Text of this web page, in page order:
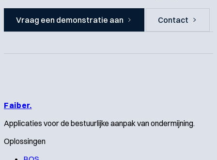
Vraag een demonstratie aan Contact
Faiber.
Applicaties voor de bestuurlijke aanpak van ondermijning.
Oplossingen